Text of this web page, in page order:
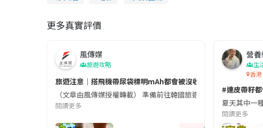
更多真實評價
風傳媒
旅遊攻略
旅遊注意｜搭飛機帶尿袋標明mAh都會被沒收😱出發前切記檢查「
（文章由風傳媒授權轉載） 準備前往韓國旅遊的民眾，近期要
閱讀更多
營
生
香港
#連皮帶籽都
夏天其中一
閱讀更多